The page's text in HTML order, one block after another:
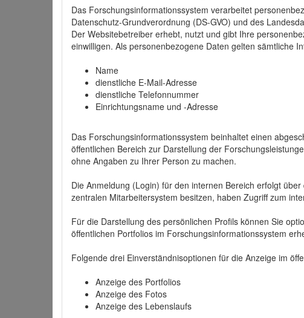
Das Forschungsinformationssystem verarbeitet
Datenschutz-Grundverordnung (DS-GVO) und des
Der Websitebetreiber erhebt, nutzt und gibt Ihre
einwilligen. Als personenbezogene Daten gelten sämtliche
Name
dienstliche E-Mail-Adresse
dienstliche Telefonnummer
Einrichtungsname und -Adresse
Das Forschungsinformationssystem beinhaltet einen
öffentlichen Bereich zur Darstellung der
ohne Angaben zu Ihrer Person zu machen.
Die Anmeldung (Login) für den internen Bereich erfolgt
zentralen Mitarbeitersystem besitzen, haben Zugriff zum
Für die Darstellung des persönlichen Profils können Sie
öffentlichen Portfolios im Forschungsinformationssystem
Folgende drei Einverständnisoptionen für die Anzeige im
Anzeige des Portfolios
Anzeige des Fotos
Anzeige des Lebenslaufs